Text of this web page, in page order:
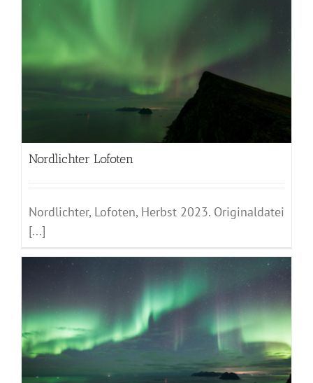
Nordlichter Lofoten
Nordlichter, Lofoten, Herbst 2023. Originaldatei
[...]